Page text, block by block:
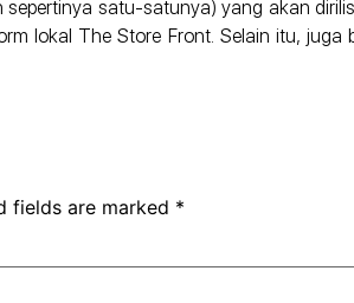
satu-satunya) yang akan
lokal The Store Front. Selain itu,
fields are marked *